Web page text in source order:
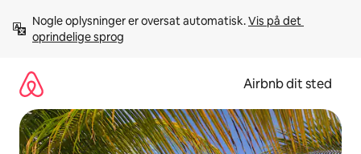
videre
Nogle oplysninger er oversat automatisk. Vis på det
oprindelige sprog
Airbnb dit sted